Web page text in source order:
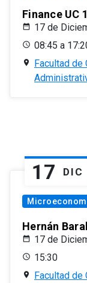
Finance UC
17 de
08:45 a
Facultad de
17 DIC
Hernán
17 de
15:30
Facultad de